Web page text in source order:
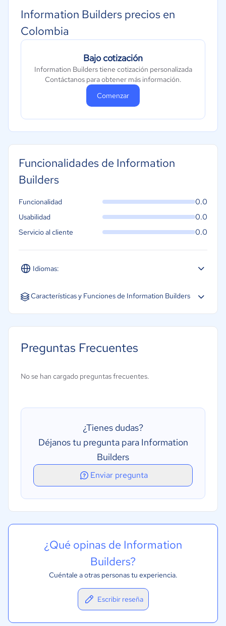
Information Builders precios en
Colombia
Bajo cotización
Information Builders tiene cotización personalizada
Contáctanos para obtener más información.
Comenzar
Funcionalidades de Information
Builders
Idiomas:
Español Inglés Portugués
Funcionalidad 0.0
Usabilidad 0.0
Servicio al cliente 0.0
Características y Funciones de Information Builders
Preguntas Frecuentes
No se han cargado preguntas frecuentes.
¿Tienes dudas?
Déjanos tu pregunta para Information
Builders
Enviar pregunta
¿Qué opinas de Information
Builders?
Cuéntale a otras personas tu experiencia.
Escribir reseña